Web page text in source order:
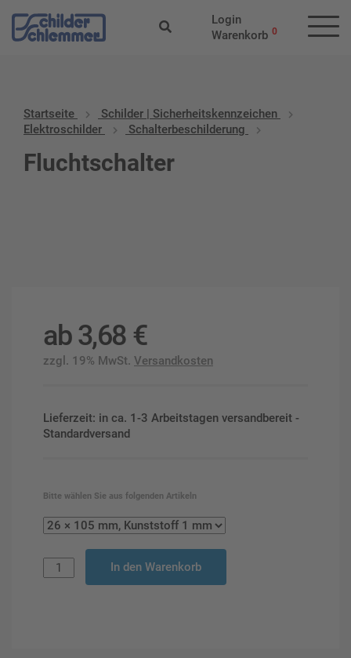
Login
Warenkorb 0
Startseite
Schilder | Sicherheitskennzeichen
Elektroschilder
Schalterbeschilderung
Fluchtschalter
ab3,68 €
zzgl. 19% MwSt. Versandkosten
Lieferzeit: in ca. 1-3 Arbeitstagen versandbereit -
Standardversand
Bitte wählen Sie aus folgenden Artikeln
In den Warenkorb